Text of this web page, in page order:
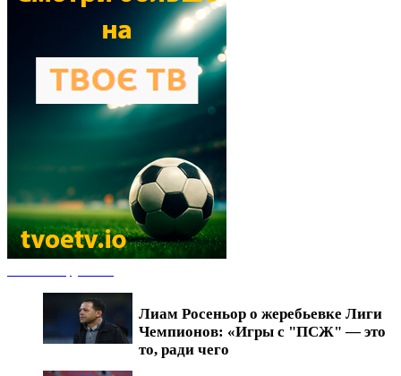
Лиам Росеньор о жеребьевке Лиги
Чемпионов: «Игры с "ПСЖ" — это
то, ради чего